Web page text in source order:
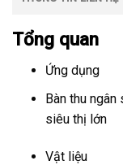
Tổng quan
Ứng dụng
Bàn thu
siêu thị lớn
Vật liệu